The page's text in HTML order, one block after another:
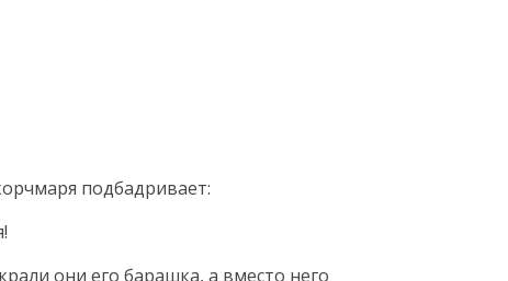
подбадривает:
они его барашка, а вместо него